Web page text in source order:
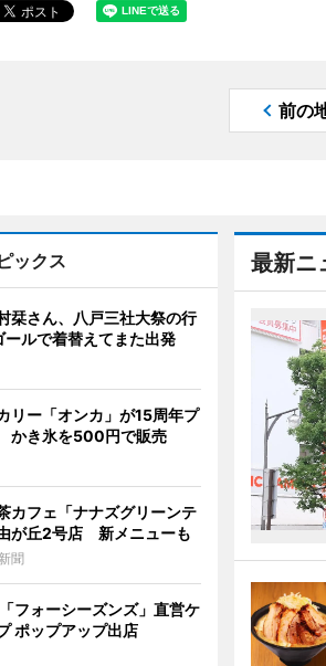
前の
最新ニ
ックス
栞さん、八戸三社大祭の行
ルで着替えてまた出発
リー「オンカ」が15周年プ
かき氷を500円で販売
カフェ「ナナズグリーンテ
が丘2号店 新メニューも
聞
フォーシーズンズ」直営ケ
ポップアップ出店